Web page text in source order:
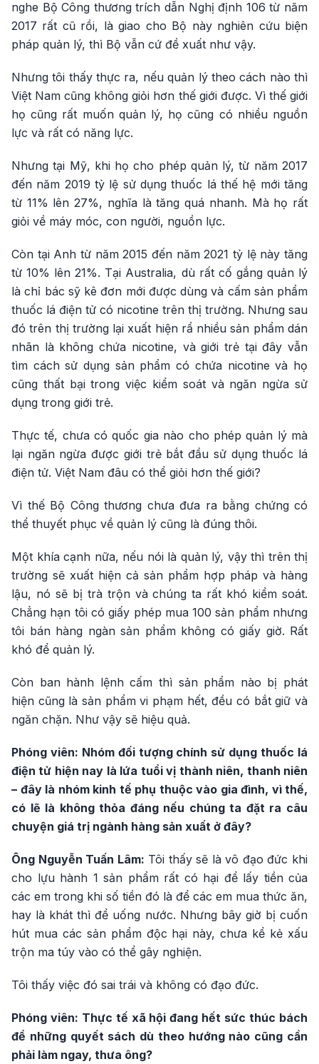
nghe Bộ Công thương trích dẫn Nghị định 106 từ năm
2017 rất cũ rồi, là giao cho Bộ này nghiên cứu biện
pháp quản lý, thì Bộ vẫn cứ đề xuất như vậy.
Nhưng tôi thấy thực ra, nếu quản lý theo cách nào thì
Việt Nam cũng không giỏi hơn thế giới được. Vì thế giới
họ cũng rất muốn quản lý, họ cũng có nhiều nguồn
lực và rất có năng lực.
Nhưng tại Mỹ, khi họ cho phép quản lý, từ năm 2017
đến năm 2019 tỷ lệ sử dụng thuốc lá thế hệ mới tăng
từ 11% lên 27%, nghĩa là tăng quá nhanh. Mà họ rất
giỏi về máy móc, con người, nguồn lực.
Còn tại Anh từ năm 2015 đến năm 2021 tỷ lệ này tăng
từ 10% lên 21%. Tại Australia, dù rất cố gắng quản lý
là chỉ bác sỹ kê đơn mới được dùng và cấm sản phẩm
thuốc lá điện tử có nicotine trên thị trường. Nhưng sau
đó trên thị trường lại xuất hiện rẩ nhiều sản phẩm dán
nhãn là không chứa nicotine, và giới trẻ tại đây vẫn
tìm cách sử dụng sản phẩm có chứa nicotine và họ
cũng thất bại trong việc kiểm soát và ngăn ngừa sử
dụng trong giới trẻ.
Thực tế, chưa có quốc gia nào cho phép quản lý mà
lại ngăn ngừa được giới trẻ bắt đầu sử dụng thuốc lá
điện tử. Việt Nam đâu có thể giỏi hơn thế giới?
Vì thế Bộ Công thương chưa đưa ra bằng chứng có
thể thuyết phục về quản lý cũng là đúng thôi.
Một khía cạnh nữa, nếu nói là quản lý, vậy thì trên thị
trường sẽ xuất hiện cả sản phẩm hợp pháp và hàng
lậu, nó sẽ bị trà trộn và chúng ta rất khó kiểm soát.
Chẳng hạn tôi có giấy phép mua 100 sản phẩm nhưng
tôi bán hàng ngàn sản phẩm không có giấy giờ. Rất
khó để quản lý.
Còn ban hành lệnh cấm thì sản phẩm nào bị phát
hiện cũng là sản phẩm vi phạm hết, đều có bắt giữ và
ngăn chặn. Như vậy sẽ hiệu quả.
Phóng viên: Nhóm đối tượng chính sử dụng thuốc lá
điện tử hiện nay là lứa tuổi vị thành niên, thanh niên
– đây là nhóm kinh tế phụ thuộc vào gia đình, vì thế,
có lẽ là không thỏa đáng nếu chúng ta đặt ra câu
chuyện giá trị ngành hàng sản xuất ở đây?
Ông Nguyễn Tuấn Lâm: Tôi thấy sẽ là vô đạo đức khi
cho lựu hành 1 sản phẩm rất có hại để lấy tiền của
các em trong khi số tiền đó là để các em mua thức ăn,
hay là khát thì để uống nước. Nhưng bây giờ bị cuốn
hút mua các sản phẩm độc hại này, chưa kể kẻ xấu
trộn ma túy vào có thể gây nghiện.
Tôi thấy việc đó sai trái và không có đạo đức.
Phóng viên: Thực tế xã hội đang hết sức thúc bách
để những quyết sách dù theo hướng nào cũng cần
phải làm ngay, thưa ông?